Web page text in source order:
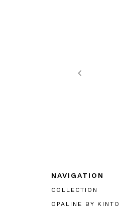
Previous
NAVIGATION
COLLECTION
OPALINE BY KINTO